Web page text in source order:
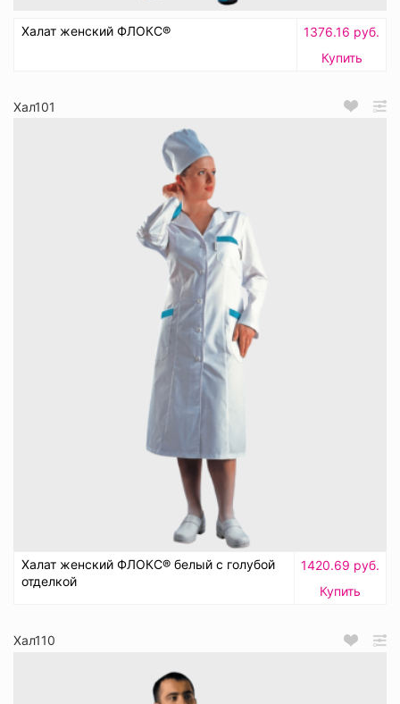
Халат женский ФЛОКС®
1376.16 руб.
Купить
Хал101
Халат женский ФЛОКС® белый с голубой
отделкой
1420.69 руб.
Купить
Хал110